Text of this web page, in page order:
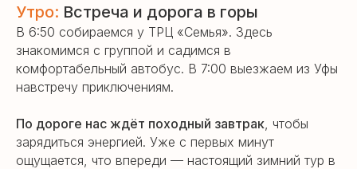
Утро: Встреча и дорога в горы
В 6:50 собираемся у ТРЦ «Семья». Здесь
знакомимся с группой и садимся в
комфортабельный автобус. В 7:00 выезжаем из Уфы
навстречу приключениям.
По дороге нас ждёт походный завтрак , чтобы
зарядиться энергией. Уже с первых минут
ощущается, что впереди — настоящий зимний тур в